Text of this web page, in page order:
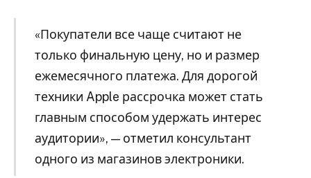
«Покупатели все чаще считают не
только финальную цену, но и размер
ежемесячного платежа. Для дорогой
техники Apple рассрочка может стать
главным способом удержать интерес
аудитории», — отметил консультант
одного из магазинов электроники.